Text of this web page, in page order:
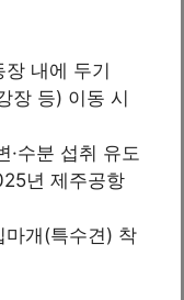
내에 두기
장 등) 이동 시
·수분 섭취 유도
년 제주공항
마개(특수견) 착